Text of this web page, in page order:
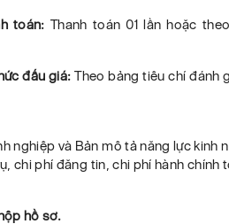
toán: Thanh toán 01 lần hoặc
đấu giá: Theo bảng tiêu chí đánh
nghiệp và Bản mô tả năng lực kinh
chi phí đăng tin, chi phí hành chính
hồ sơ.